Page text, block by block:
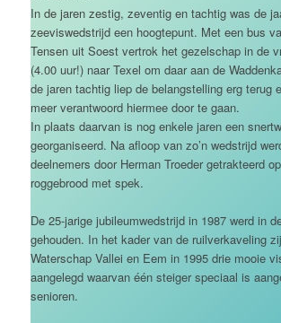
In de jaren zestig, zeventig en tachtig was de
zeeviswedstrijd een hoogtepunt. Met een bus
Tensen uit Soest vertrok het gezelschap in de
(4.00 uur!) naar Texel om daar aan de
de jaren tachtig liep de belangstelling erg terug
meer verantwoord hiermee door te gaan.
In plaats daarvan is nog enkele jaren een
georganiseerd. Na afloop van zo’n wedstrijd
deelnemers door Herman Troeder getrakteerd
roggebrood met spek.
De 25-jarige jubileumwedstrijd in 1987 werd in
gehouden. In het kader van de ruilverkaveling
Waterschap Vallei en Eem in 1995 drie mooie
aangelegd waarvan één steiger speciaal is
senioren.